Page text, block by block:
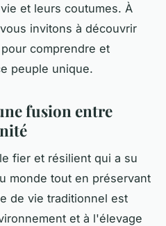
et leurs coutumes. À
invitons à découvrir
comprendre et
peuple unique.
fusion entre
fier et résilient qui a su
monde tout en préservant
de vie traditionnel est
et à l'élevage